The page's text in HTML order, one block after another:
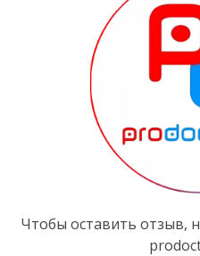
Чтобы оставить отзыв,